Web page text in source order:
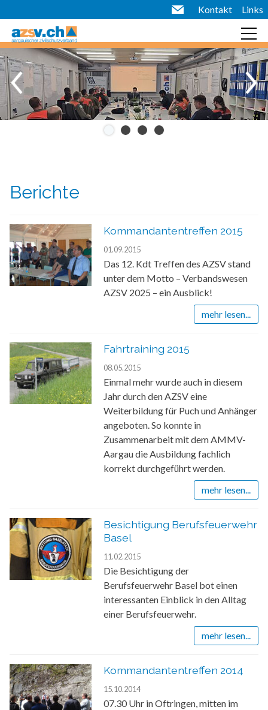
Links
Kontakt
Berichte
Kommandantentreffen 2015
01.09.2015
Das 12. Kdt Treffen des AZSV stand
unter dem Motto – Verbandswesen
AZSV 2025 – ein Ausblick!
mehr lesen...
Fahrtraining 2015
08.05.2015
Einmal mehr wurde auch in diesem
Jahr durch den AZSV eine
Weiterbildung für Puch und Anhänger
angeboten. So konnte in
Zusammenarbeit mit dem AMMV-
Aargau die Ausbildung fachlich
korrekt durchgeführt werden.
mehr lesen...
Besichtigung Berufsfeuerwehr
Basel
11.02.2015
Die Besichtigung der
Berufsfeuerwehr Basel bot einen
interessanten Einblick in den Alltag
einer Berufsfeuerwehr.
mehr lesen...
Kommandantentreffen 2014
15.10.2014
07.30 Uhr in Oftringen, mitten im